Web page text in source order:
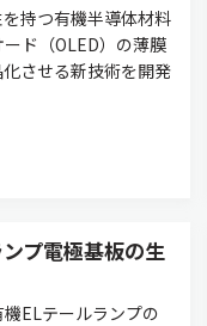
持つ有機半導体材料
ド（OLED）の薄膜
させる新技術を開発
プ電極基板の生
ELテールランプの